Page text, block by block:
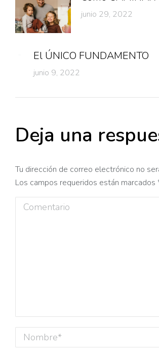
junio 29, 2022
El ÚNICO FUNDAMENTO
junio 9, 2022
Deja una
Tu dirección de correo electrónico no
Los campos requeridos están marcados
Comentario
Nombre *